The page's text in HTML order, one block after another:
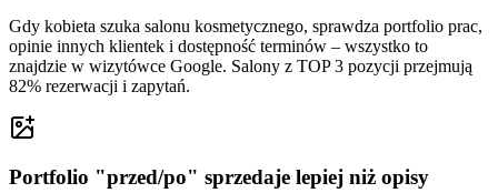
Gdy kobieta szuka salonu kosmetycznego, sprawdza portfolio prac,
opinie innych klientek i dostępność terminów – wszystko to
znajdzie w wizytówce Google. Salony z TOP 3 pozycji przejmują
82% rezerwacji i zapytań.
Portfolio "przed/po" sprzedaje lepiej niż opisy